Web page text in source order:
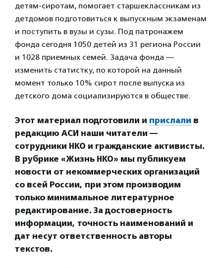
детям-сиротам, помогает старшеклассникам из
детдомов подготовиться к выпускным экзаменам
и поступить в вузы и сузы. Под патронажем
фонда сегодня 1050 детей из 31 региона России
и 1028 приемных семей. Задача фонда —
изменить статистку, по которой на данный
момент только 10% сирот после выпуска из
детского дома социализируются в обществе.
Этот материал подготовили и прислали в
редакцию АСИ наши читатели —
сотрудники НКО и гражданские активисты.
В рубрике «Жизнь НКО» мы публикуем
новости от некоммерческих организаций
со всей России, при этом производим
только минимальное литературное
редактирование. За достоверность
информации, точность наименований и
дат несут ответственность авторы
текстов.